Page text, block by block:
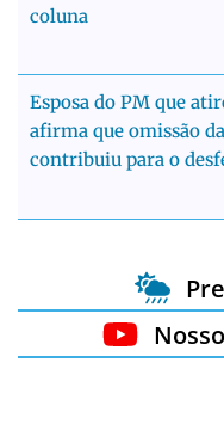
coluna
Esposa do PM que
afirma que omissão
contribuiu para o